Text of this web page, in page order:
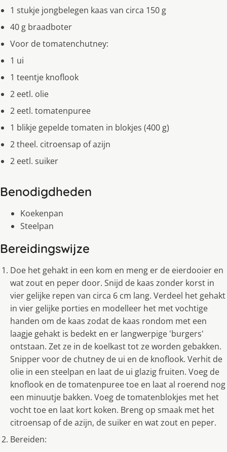
1 stukje jongbelegen kaas van circa 150 g
40 g braadboter
Voor de tomatenchutney:
1 ui
1 teentje knoflook
2 eetl. olie
2 eetl. tomatenpuree
1 blikje gepelde tomaten in blokjes (400 g)
2 theel. citroensap of azijn
2 eetl. suiker
Benodigdheden
Koekenpan
Steelpan
Bereidingswijze
Doe het gehakt in een kom en meng er de eierdooier en
wat zout en peper door. Snijd de kaas zonder korst in
vier gelijke repen van circa 6 cm lang. Verdeel het gehakt
in vier gelijke porties en modelleer het met vochtige
handen om de kaas zodat de kaas rondom met een
laagje gehakt is bedekt en er langwerpige 'burgers'
ontstaan. Zet ze in de koelkast tot ze worden gebakken.
Snipper voor de chutney de ui en de knoflook. Verhit de
olie in een steelpan en laat de ui glazig fruiten. Voeg de
knoflook en de tomatenpuree toe en laat al roerend nog
een minuutje bakken. Voeg de tomatenblokjes met het
vocht toe en laat kort koken. Breng op smaak met het
citroensap of de azijn, de suiker en wat zout en peper.
Bereiden: